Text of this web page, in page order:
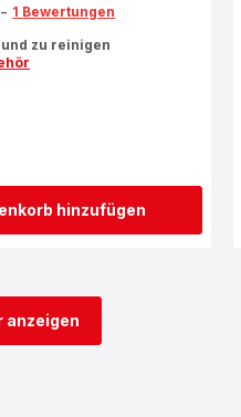
hinzufügen
- 1 Bewertungen
zu reinigen
anzeigen